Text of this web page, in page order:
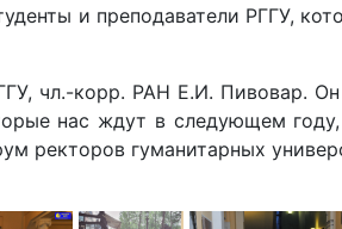
и преподаватели РГГУ,
чл.-корр. РАН Е.И. Пивовар.
нас ждут в следующем
гуманитарных